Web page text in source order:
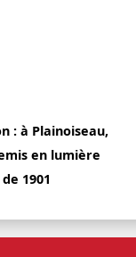
: à Plainoiseau,
en lumière
1901